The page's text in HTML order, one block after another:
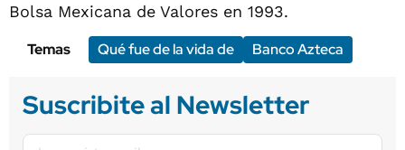
Bolsa Mexicana de Valores en 1993.
Temas
Qué fue de la vida de Banco Azteca
Suscribite al Newsletter